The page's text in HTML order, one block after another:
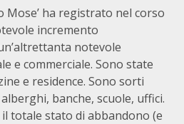
ha registrato nel corso
incremento
notevole
e commerciale. Sono state
e residence. Sono sorti
banche, scuole, uffici.
totale stato di abbandono (e